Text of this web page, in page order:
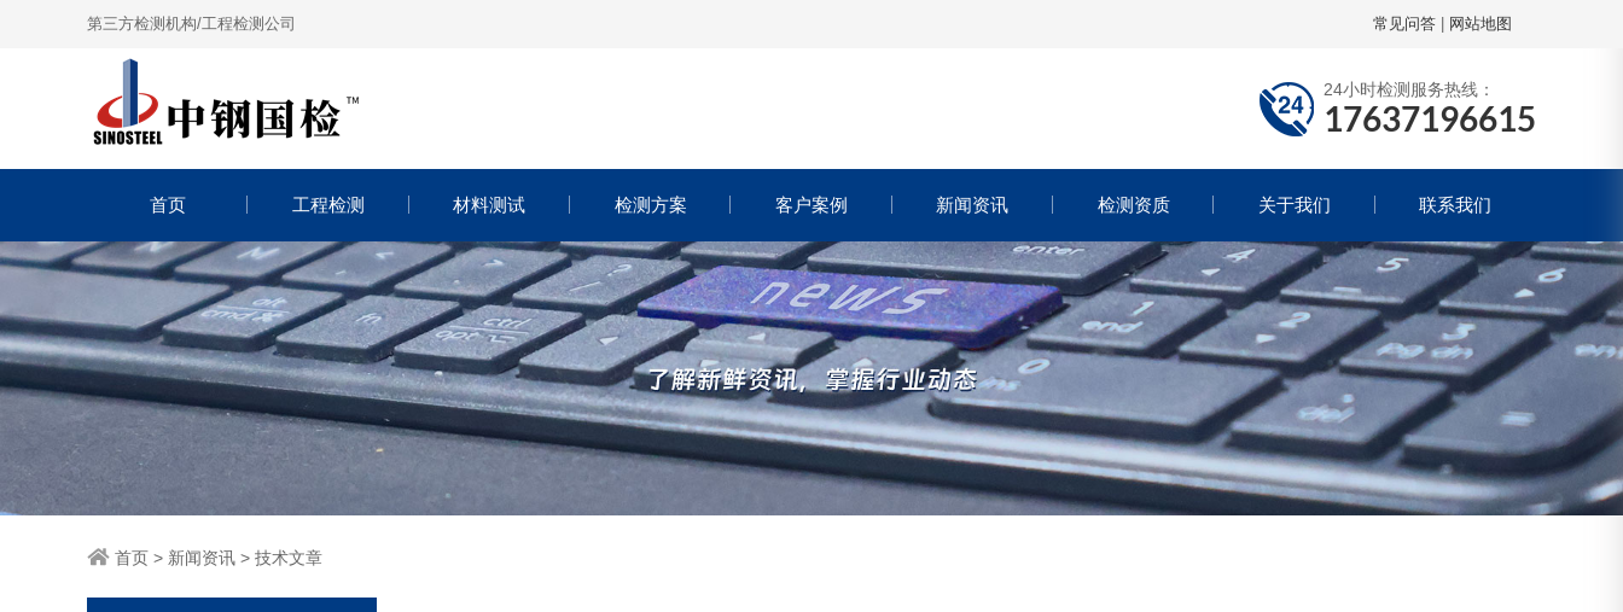
第三方检测机构/工程检测公司 常见问答 网站地图
24小时检测服务热线：
17637196615
首页 工程检测 材料测试 检测方案 客户案例 新闻资讯 检测资质 关于我们 联系我们
首页 > 新闻资讯 > 技术文章